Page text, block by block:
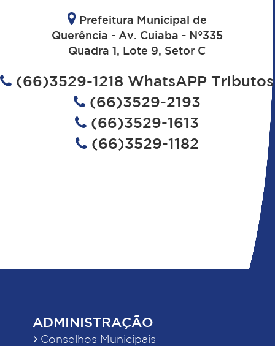
Prefeitura Municipal de
Querência - Av. Cuiaba - N°335
Quadra 1, Lote 9, Setor C
(66)3529-1218 WhatsAPP Tributos
(66)3529-2193
(66)3529-1613
(66)3529-1182
ADMINISTRAÇÃO
Conselhos Municipais